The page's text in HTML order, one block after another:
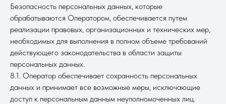
Безопасность персональных данных, которые
обрабатываются Оператором, обеспечивается путем
реализации правовых, организационных и технических мер,
необходимых для выполнения в полном объеме требований
действующего законодательства в области защиты
персональных данных.
8.1. Оператор обеспечивает сохранность персональных
данных и принимает все возможные меры, исключающие
доступ к персональным данным неуполномоченных лиц.